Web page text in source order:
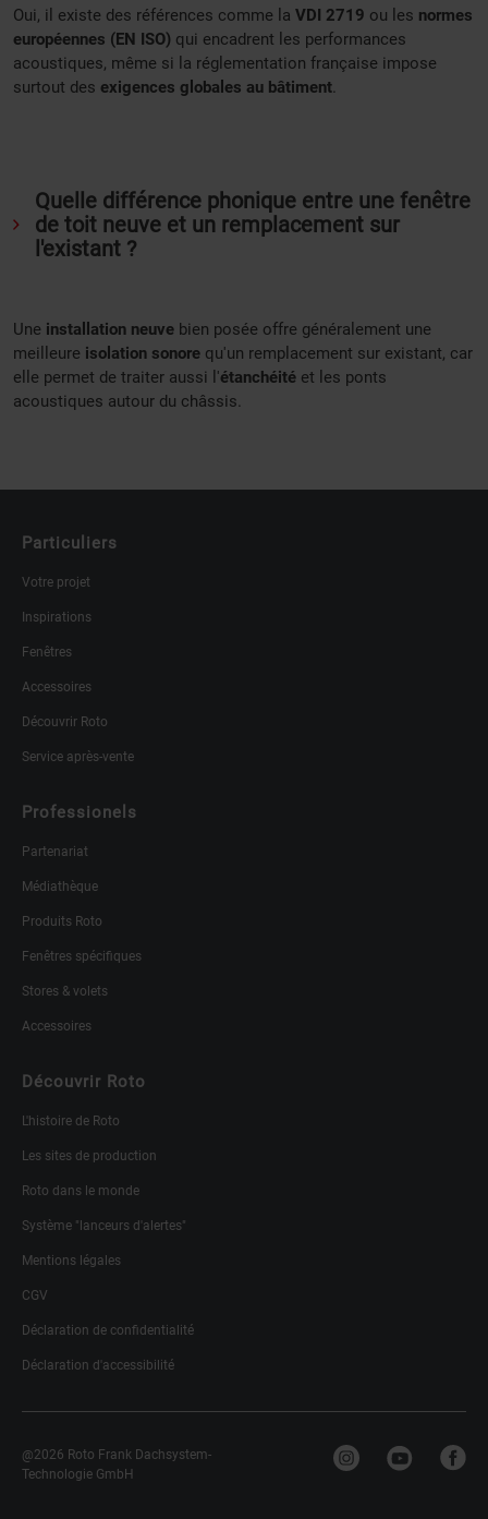
Oui, il existe des références comme la VDI 2719 ou les normes
européennes (EN ISO) qui encadrent les performances
acoustiques, même si la réglementation française impose
surtout des exigences globales au bâtiment.
Quelle différence phonique entre une fenêtre
de toit neuve et un remplacement sur
l'existant ?
Une installation neuve bien posée offre généralement une
meilleure isolation sonore qu'un remplacement sur existant, car
elle permet de traiter aussi l'étanchéité et les ponts
acoustiques autour du châssis.
Particuliers
Votre projet
Inspirations
Fenêtres
Accessoires
Découvrir Roto
Service après-vente
Professionels
Partenariat
Médiathèque
Produits Roto
Fenêtres spécifiques
Stores & volets
Accessoires
Découvrir Roto
L'histoire de Roto
Les sites de production
Roto dans le monde
Système "lanceurs d'alertes"
Mentions légales
CGV
Déclaration de confidentialité
Déclaration d'accessibilité
@2026 Roto Frank Dachsystem-
Technologie GmbH